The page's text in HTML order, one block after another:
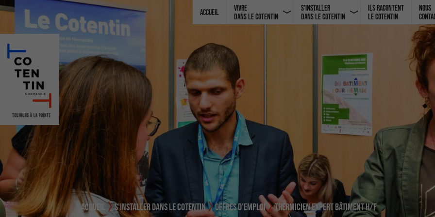
Accueil
Vivre
dans le Cotentin
S'installer
dans le Cotentin
Ils racontent
le Cotentin
Nous
ACCUEIL S'INSTALLER DANS LE COTENTIN OFFRES D'EMPLOI THERMICIEN EXPERT BÂTIMENT H/F